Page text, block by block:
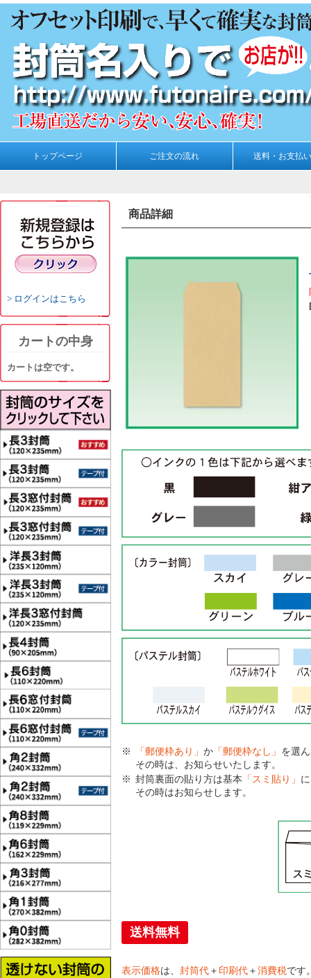
トップページ ご注文の流れ 送料・お支払
ログインはこちら
カートの中身
カートは空です。
商品詳細
「郵便枠あり」 か 「郵便枠なし」 を選
その時は、お知らせいたします。
封筒裏面の貼り方は基本 「スミ貼り」
その時はお知らせします。
送料無料
表示価格は、 封筒代 ＋ 印刷代 ＋ 消費税です